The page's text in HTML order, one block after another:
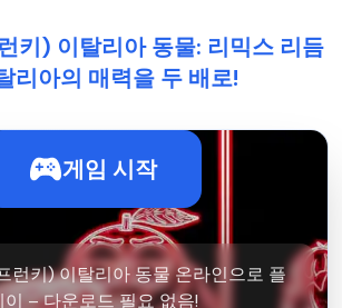
키) 이탈리아 동물: 리믹스 리듬
리아의 매력을 두 배로!
게임 시작
런키) 이탈리아 동물 온라인으로 플
이 – 다운로드 필요 없음!